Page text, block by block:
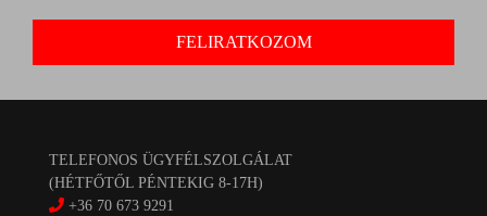
TELEFONOS ÜGYFÉLSZOLGÁLAT
(HÉTFŐTŐL PÉNTEKIG 8-17H)
+36 70 673 9291